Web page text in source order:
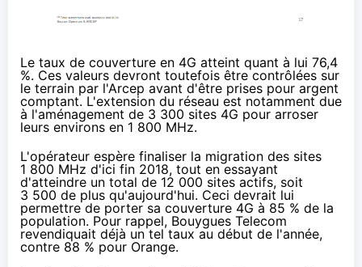
Le taux de couverture en 4G atteint quant à lui 76,4
%. Ces valeurs devront toutefois être contrôlées sur
le terrain par l'Arcep avant d'être prises pour argent
comptant. L'extension du réseau est notamment due
à l'aménagement de 3 300 sites 4G pour arroser
leurs environs en 1 800 MHz.
L'opérateur espère finaliser la migration des sites
1 800 MHz d'ici fin 2018, tout en essayant
d'atteindre un total de 12 000 sites actifs, soit
3 500 de plus qu'aujourd'hui. Ceci devrait lui
permettre de porter sa couverture 4G à 85 % de la
population. Pour rappel, Bouygues Telecom
revendiquait déjà un tel taux au début de l'année,
contre 88 % pour Orange.